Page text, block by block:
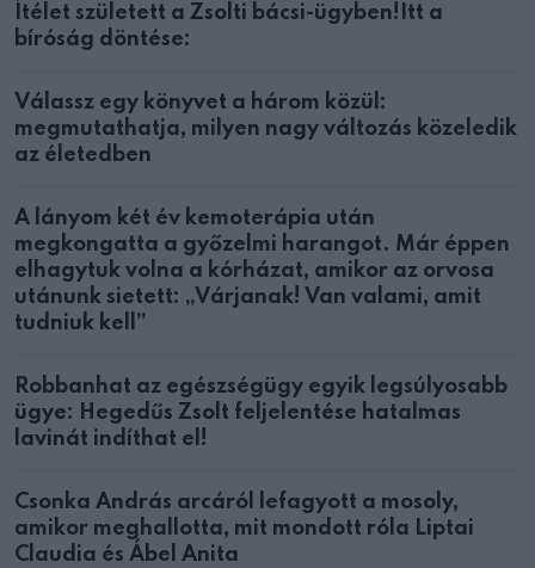
Ítélet született a Zsolti bácsi-ügyben!Itt a
bíróság döntése:
Válassz egy könyvet a három közül:
megmutathatja, milyen nagy változás közeledik
az életedben
A lányom két év kemoterápia után
megkongatta a győzelmi harangot. Már éppen
elhagytuk volna a kórházat, amikor az orvosa
utánunk sietett: „Várjanak! Van valami, amit
tudniuk kell”
Robbanhat az egészségügy egyik legsúlyosabb
ügye: Hegedűs Zsolt feljelentése hatalmas
lavinát indíthat el!
Csonka András arcáról lefagyott a mosoly,
amikor meghallotta, mit mondott róla Liptai
Claudia és Ábel Anita